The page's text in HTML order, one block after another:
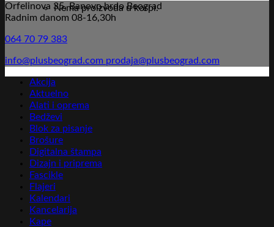
Nema proizvoda u korpi.
Orfelinova 35, Banovo brdo Beograd
Radnim danom 08-16,30h
064 70 79 383
info@plusbeograd.com prodaja@plusbeograd.com
Akcija
Aktuelno
Alati i oprema
Bedževi
Blok za pisanje
Brošure
Digitalna štampa
Dizajn i priprema
Fascikle
Flajeri
Kalendari
Kancelarija
Kape